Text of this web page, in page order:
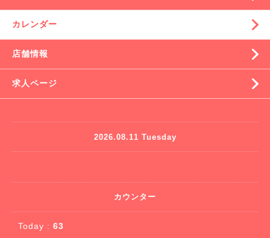
カレンダー
店舗情報
求人ページ
2026.08.11 Tuesday
カウンター
Today : 63